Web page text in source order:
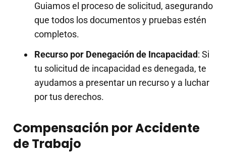
Guiamos el proceso de solicitud, asegurando
que todos los documentos y pruebas estén
completos.
Recurso por Denegación de Incapacidad: Si
tu solicitud de incapacidad es denegada, te
ayudamos a presentar un recurso y a luchar
por tus derechos.
Compensación por Accidente
de Trabajo